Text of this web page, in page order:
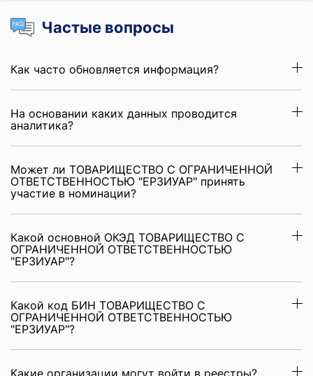
Частые вопросы
Как часто обновляется информация?
На основании каких данных проводится
аналитика?
Может ли ТОВАРИЩЕСТВО С ОГРАНИЧЕННОЙ
ОТВЕТСТВЕННОСТЬЮ "ЕРЗИУАР" принять
участие в номинации?
Какой основной ОКЭД ТОВАРИЩЕСТВО С
ОГРАНИЧЕННОЙ ОТВЕТСТВЕННОСТЬЮ
"ЕРЗИУАР"?
Какой код БИН ТОВАРИЩЕСТВО С
ОГРАНИЧЕННОЙ ОТВЕТСТВЕННОСТЬЮ
"ЕРЗИУАР"?
Какие организации могут войти в реестры?